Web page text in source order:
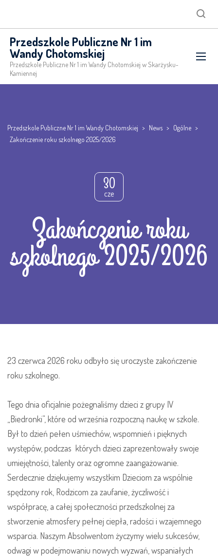
Przedszkole Publiczne Nr 1 im
Wandy Chotomskiej
Przedszkole Publiczne Nr 1 im Wandy Chotomskiej w Skarżysku-
Kamiennej
Przedszkole Publiczne Nr 1 im Wandy Chotomskiej > News > Ogólne >
Zakończenie roku szkolnego 2025/2026
30
cze
Zakończenie roku
szkolnego 2025/2026
23 czerwca 2026 roku odbyło się uroczyste zakończenie
roku szkolnego.
Tego dnia oficjalnie pożegnaliśmy dzieci z grupy IV
„Biedronki”, które od września rozpoczną naukę w szkole.
Był to dzień pełen uśmiechów, wspomnień i pięknych
występów, podczas których dzieci zaprezentowały swoje
umiejętności, talenty oraz ogromne zaangażowanie.
Serdecznie dziękujemy wszystkim Dzieciom za wspólnie
spędzony rok, Rodzicom za zaufanie, życzliwość i
współpracę, a całej społeczności przedszkolnej za
stworzenie atmosfery pełnej ciepła, radości i wzajemnego
wsparcia. Naszym Absolwentom życzymy wielu sukcesów,
odwagi w podejmowaniu nowych wyzwań, wspaniałych